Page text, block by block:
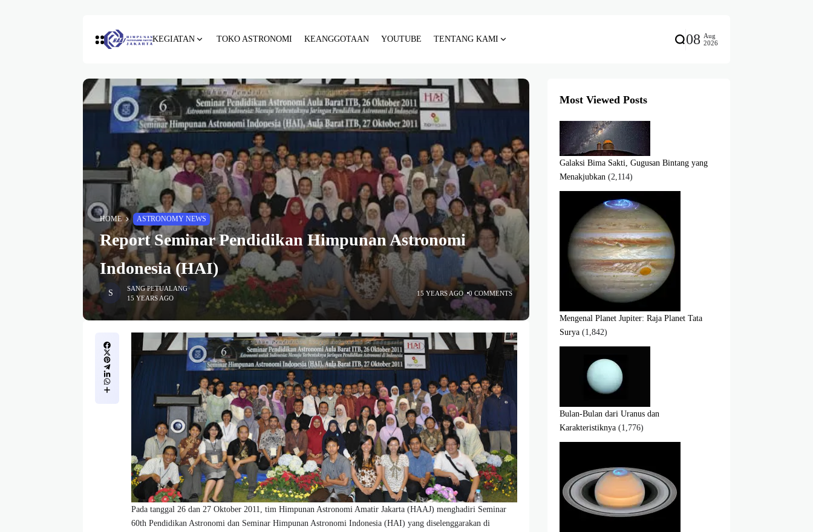
KEGIATAN TOKO ASTRONOMI KEANGGOTAAN YOUTUBE TENTANG KAMI 08 Aug
2026
HOME ASTRONOMY NEWS
Report Seminar Pendidikan Himpunan Astronomi
Indonesia (HAI)
SANG PETUALANG
15 YEARS AGO
15 YEARS AGO 0 COMMENTS
Pada tanggal 26 dan 27 Oktober 2011, tim Himpunan Astronomi Amatir Jakarta (HAAJ) menghadiri Seminar
60th Pendidikan Astronomi dan Seminar Himpunan Astronomi Indonesia (HAI) yang diselenggarakan di
Most Viewed Posts
Galaksi Bima Sakti, Gugusan Bintang yang
Menakjubkan (2,114)
Mengenal Planet Jupiter: Raja Planet Tata
Surya (1,842)
Bulan-Bulan dari Uranus dan
Karakteristiknya (1,776)